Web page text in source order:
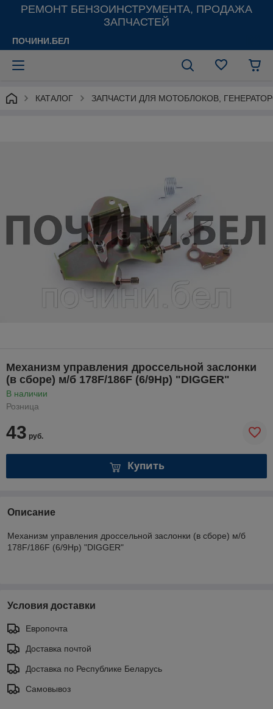
РЕМОНТ БЕНЗОИНСТРУМЕНТА, ПРОДАЖА
ЗАПЧАСТЕЙ
ПОЧИНИ.БЕЛ
КАТАЛОГ ЗАПЧАСТИ ДЛЯ МОТОБЛОКОВ,
Механизм управления дроссельной заслонки
(в сборе) м/б 178F/186F (6/9Hp) "DIGGER"
В наличии
Розница
43 руб.
Купить
Описание
Механизм управления дроссельной заслонки (в сборе) м/б
178F/186F (6/9Hp) "DIGGER"
Условия доставки
Европочта
Доставка почтой
Доставка по Республике Беларусь
Самовывоз